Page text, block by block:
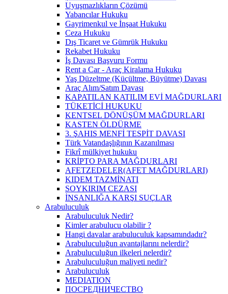
Uyuşmazlıkların Çözümü
Yabancılar Hukuku
Gayrimenkul ve İnşaat Hukuku
Ceza Hukuku
Dış Ticaret ve Gümrük Hukuku
Rekabet Hukuku
İş Davası Başvuru Formu
Rent a Car - Araç Kiralama Hukuku
Yaş Düzeltme (Küçültme, Büyütme) Davası
Araç Alım/Satım Davası
KAPATILAN KATILIM EVİ MAĞDURLARI
TÜKETİCİ HUKUKU
KENTSEL DÖNÜŞÜM MAĞDURLARI
KASTEN ÖLDÜRME
3. ŞAHIS MENFİ TESPİT DAVASI
Türk Vatandaşlığının Kazanılması
Fikrî mülkiyet hukuku
KRİPTO PARA MAĞDURLARI
AFETZEDELER(AFET MAĞDURLARI)
KIDEM TAZMİNATI
SOYKIRIM CEZASI
İNSANLIĞA KARŞI SUÇLAR
Arabuluculuk
Arabuluculuk Nedir?
Kimler arabulucu olabilir ?
Hangi davalar arabuluculuk kapsamındadır?
Arabuluculuğun avantajlarını nelerdir?
Arabuluculuğun ilkeleri nelerdir?
Arabuluculuğun maliyeti nedir?
Arabuluculuk
MEDIATION
ПОСРЕДНИЧЕСТВО